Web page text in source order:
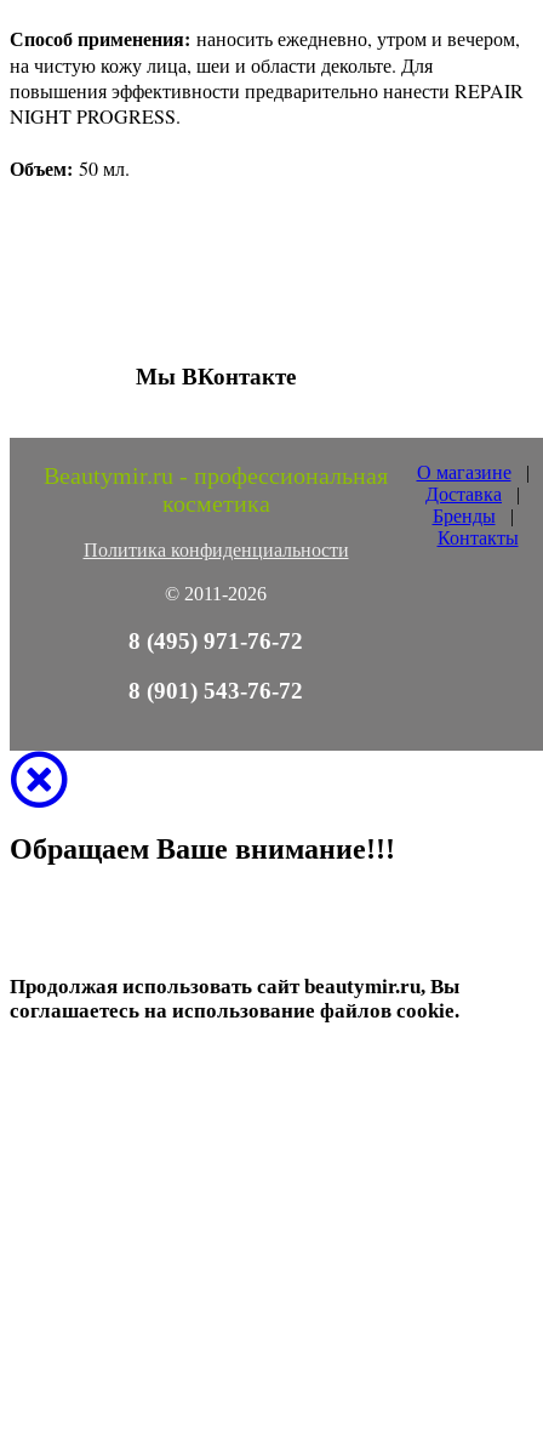
Способ применения: наносить ежедневно, утром и вечером,
на чистую кожу лица, шеи и области декольте. Для
повышения эффективности предварительно нанести REPAIR
NIGHT PROGRESS.
Объем: 50 мл.
Мы ВКонтакте
Beautymir.ru - профессиональная
косметика
Политика конфиденциальности
© 2011-2026
О магазине|
Доставка |
Бренды |
Контакты
8 (495) 971-76-72
8 (901) 543-76-72
Обращаем Ваше внимание!!!
Продолжая использовать сайт beautymir.ru, Вы
соглашаетесь на использование файлов cookie.